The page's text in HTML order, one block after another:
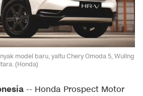
model baru, yaitu Chery Omoda 5, Wuling
(Honda)
-- Honda Prospect Motor